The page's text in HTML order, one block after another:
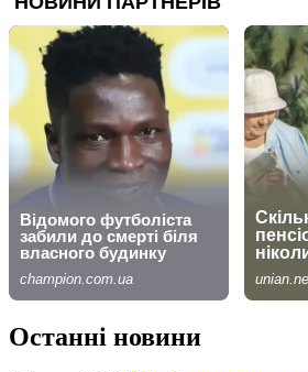
Останні новини